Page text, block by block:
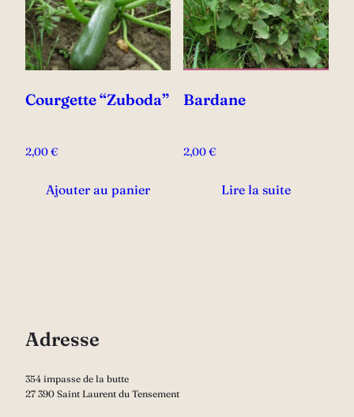
Courgette “Zuboda”
2,00€
Ajouter au panier
Bardane
2,00€
Lire la suite
Adresse
354 impasse de la butte
27 390 Saint Laurent du Tensement